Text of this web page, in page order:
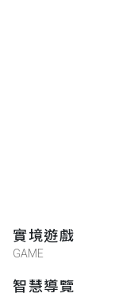
實境遊戲
GAME
智慧導覽